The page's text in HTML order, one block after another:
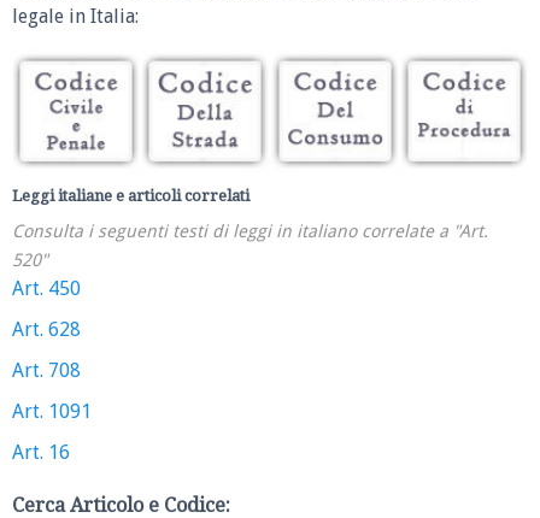
legale in Italia:
Leggi italiane e articoli correlati
Consulta i seguenti testi di leggi in italiano correlate a "Art.
520"
Art. 450
Art. 628
Art. 708
Art. 1091
Art. 16
Cerca Articolo e Codice: